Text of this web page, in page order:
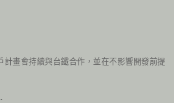
計畫會持續與台鐵合作，並在不影響開發前提